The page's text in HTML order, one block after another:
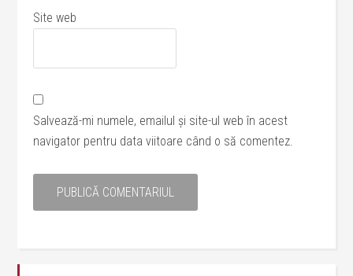
Site web
Salvează-mi numele, emailul și site-ul web în acest
navigator pentru data viitoare când o să comentez.